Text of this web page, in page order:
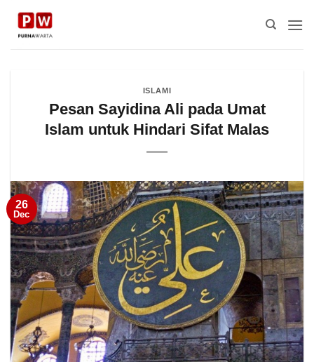
ISLAMI
Pesan Sayidina Ali pada Umat
Islam untuk Hindari Sifat Malas
26
Dec